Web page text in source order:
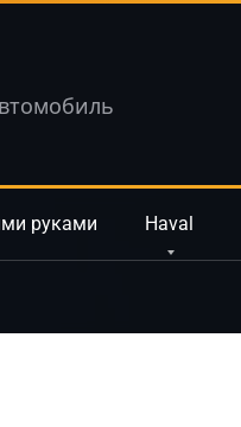
руками Haval